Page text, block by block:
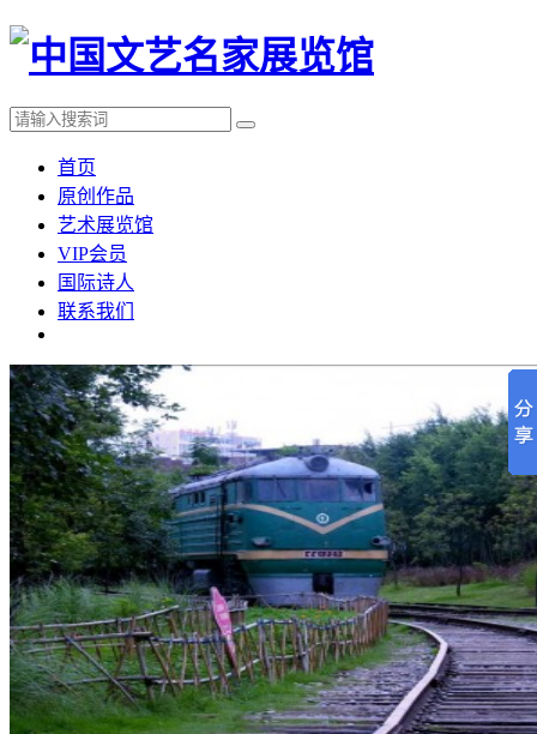
首页
原创作品
艺术展览馆
VIP会员
国际诗人
联系我们